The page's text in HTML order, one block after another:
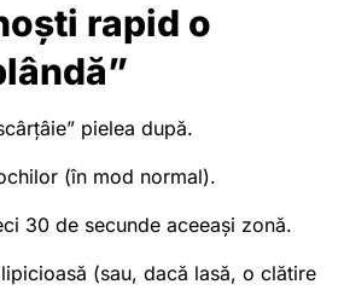
rapid o
pielea după.
(în mod normal).
30 de secunde aceeași zonă.
(sau, dacă lasă, o clătire